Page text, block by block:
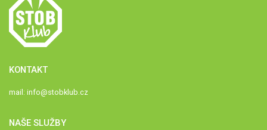
KONTAKT
mail: info@stobklub.cz
NAŠE SLUŽBY